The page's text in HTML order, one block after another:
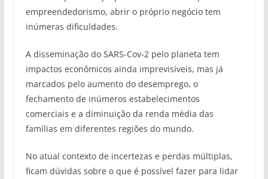
empreendedorismo, abrir o próprio negócio tem
inúmeras dificuldades.
A disseminação do SARS-Cov-2 pelo planeta tem
impactos econômicos ainda imprevisíveis, mas já
marcados pelo aumento do desemprego, o
fechamento de inúmeros estabelecimentos
comerciais e a diminuição da renda média das
famílias em diferentes regiões do mundo.
No atual contexto de incertezas e perdas múltiplas,
ficam dúvidas sobre o que é possível fazer para lidar